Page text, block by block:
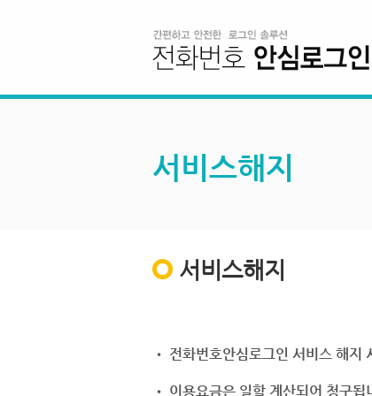
서비스해지
서비스해지
• 전화번호안심로그인 서비스 해지
• 이용요금은 일할 계산되어 청구